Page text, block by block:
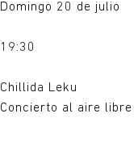
Domingo 20 de julio
19:30
Chillida Leku
Concierto al aire libre